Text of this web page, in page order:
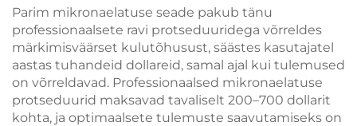
kraadist
jahutustehnoloogiat,
cryoterapiat ja
kaalulangetust
vähendamiseks, nahas
tõmbumise ja
pingutamise ning näo
raadiosagedusel
põhineva
kaalakaotuse ja keha
õhukese tegemisega
Parim mikronaelatuse seade pakub tänu
professionaalsete ravi protseduuridega võrreldes
märkimisväärset kulutõhusust, säästes kasutajatel
aastas tuhandeid dollareid, samal ajal kui tulemused
on võrreldavad. Professionaalsed mikronaelatuse
protseduurid maksavad tavaliselt 200–700 dollarit
kohta, ja optimaalsete tulemuste saavutamiseks on